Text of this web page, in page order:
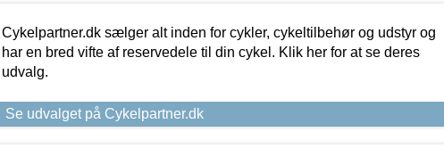
Cykelpartner.dk sælger alt inden for cykler, cykeltilbehør og udstyr og
har en bred vifte af reservedele til din cykel. Klik her for at se deres
udvalg.
Se udvalget på Cykelpartner.dk